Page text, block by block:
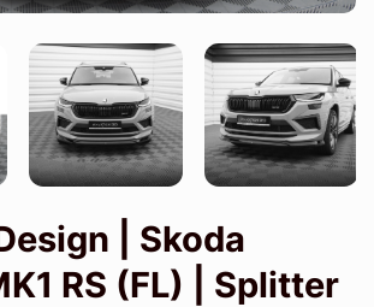
| Skoda
RS (FL) | Splitter